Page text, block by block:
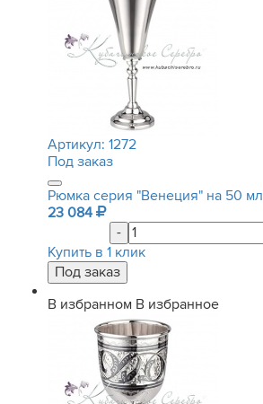
Артикул: 1272
Под заказ
Рюмка серия "Венеция" на 50 мл
23 084
-
Купить в 1 клик
В избранном В избранное